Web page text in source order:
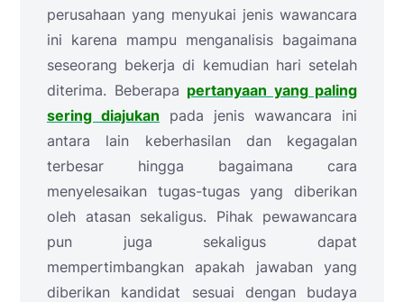
perusahaan yang menyukai jenis wawancara
ini karena mampu menganalisis bagaimana
seseorang bekerja di kemudian hari setelah
diterima. Beberapa pertanyaan yang paling
sering diajukan pada jenis wawancara ini
antara lain keberhasilan dan kegagalan
terbesar hingga bagaimana cara
menyelesaikan tugas-tugas yang diberikan
oleh atasan sekaligus. Pihak pewawancara
pun juga sekaligus dapat
mempertimbangkan apakah jawaban yang
diberikan kandidat sesuai dengan budaya